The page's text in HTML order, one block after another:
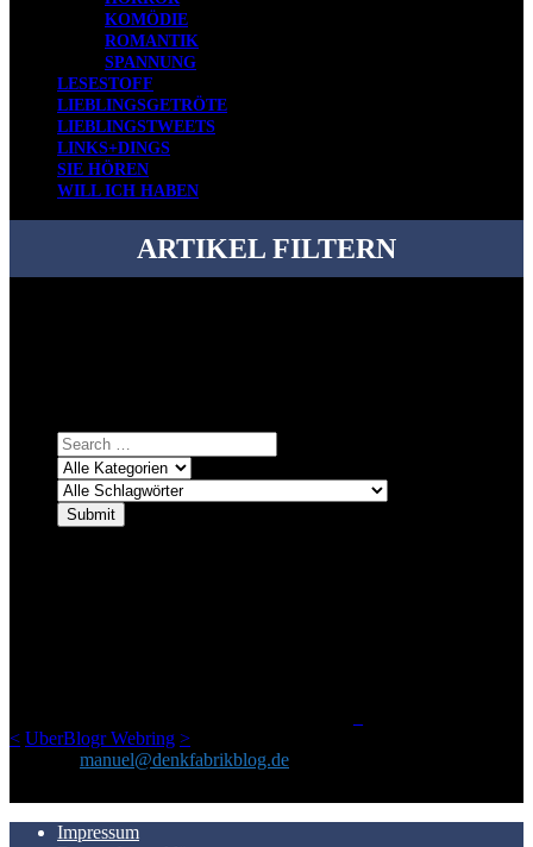
KOMÖDIE
ROMANTIK
SPANNUNG
LESESTOFF
LIEBLINGSGETRÖTE
LIEBLINGSTWEETS
LINKS+DINGS
SIE HÖREN
WILL ICH HABEN
ARTIKEL FILTERN
< UberBlogr Webring >
manuel@denkfabrikblog.de
Impressum